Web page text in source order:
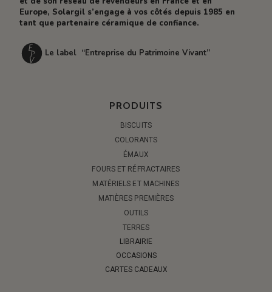
Europe, Solargil s’engage à vos côtés depuis 1985 en
tant que partenaire céramique de confiance.
Le label “Entreprise du Patrimoine Vivant”
PRODUITS
BISCUITS
COLORANTS
ÉMAUX
FOURS ET RÉFRACTAIRES
MATÉRIELS ET MACHINES
MATIÈRES PREMIÈRES
OUTILS
TERRES
LIBRAIRIE
OCCASIONS
CARTES CADEAUX